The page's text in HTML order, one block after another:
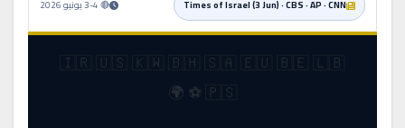
Times of Israel (3 Jun) · CBS · AP · CNN 🔴 3-4 يونيو 2026
🇮🇷 🇺🇸 🇰🇼 🇧🇭 🇸🇦 🇪🇺 🇧🇪 🇱🇧
🇵🇸 ⚽ 🌍